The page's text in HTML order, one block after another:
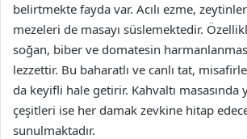
belirtmekte fayda var. Acılı ezme,
mezeleri de masayı süslemektedir.
soğan, biber ve domatesin
lezzettir. Bu baharatlı ve canlı tat,
da keyifli hale getirir. Kahvaltı masasında
çeşitleri ise her damak zevkine hitap
sunulmaktadır.